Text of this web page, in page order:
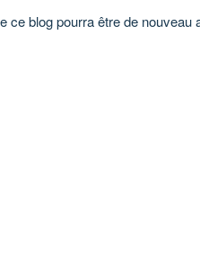
ce blog pourra être de